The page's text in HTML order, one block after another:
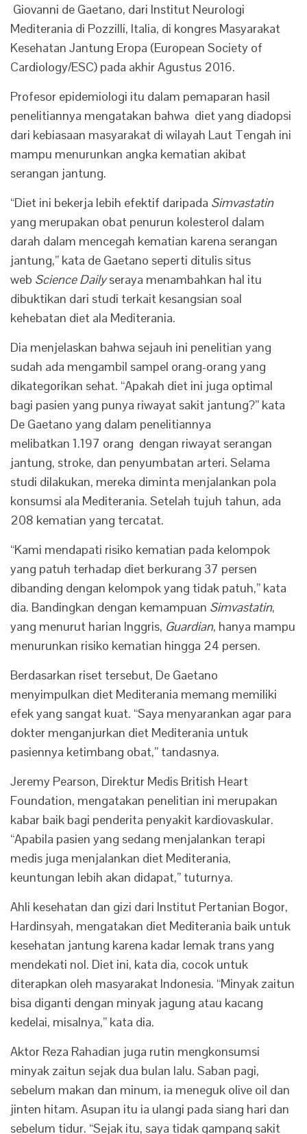
Giovanni de Gaetano, dari Institut Neurologi
Mediterania di Pozzilli, Italia, di kongres Masyarakat
Kesehatan Jantung Eropa (European Society of
Cardiology/ESC) pada akhir Agustus 2016.
Profesor epidemiologi itu dalam pemaparan hasil
penelitiannya mengatakan bahwa diet yang diadopsi
dari kebiasaan masyarakat di wilayah Laut Tengah ini
mampu menurunkan angka kematian akibat
serangan jantung.
“Diet ini bekerja lebih efektif daripada Simvastatin
yang merupakan obat penurun kolesterol dalam
darah dalam mencegah kematian karena serangan
jantung,” kata de Gaetano seperti ditulis situs
web Science Dailyseraya menambahkan hal itu
dibuktikan dari studi terkait kesangsian soal
kehebatan diet ala Mediterania.
Dia menjelaskan bahwa sejauh ini penelitian yang
sudah ada mengambil sampel orang-orang yang
dikategorikan sehat. “Apakah diet ini juga optimal
bagi pasien yang punya riwayat sakit jantung?” kata
De Gaetano yang dalam penelitiannya
melibatkan 1.197 orang dengan riwayat serangan
jantung, stroke, dan penyumbatan arteri. Selama
studi dilakukan, mereka diminta menjalankan pola
konsumsi ala Mediterania. Setelah tujuh tahun, ada
208 kematian yang tercatat.
“Kami mendapati risiko kematian pada kelompok
yang patuh terhadap diet berkurang 37 persen
dibanding dengan kelompok yang tidak patuh,” kata
dia. Bandingkan dengan kemampuan Simvastatin,
yang menurut harian Inggris, Guardian, hanya mampu
menurunkan risiko kematian hingga 24 persen.
Berdasarkan riset tersebut, De Gaetano
menyimpulkan diet Mediterania memang memiliki
efek yang sangat kuat. “Saya menyarankan agar para
dokter menganjurkan diet Mediterania untuk
pasiennya ketimbang obat,” tandasnya.
Jeremy Pearson, Direktur Medis British Heart
Foundation, mengatakan penelitian ini merupakan
kabar baik bagi penderita penyakit kardiovaskular.
“Apabila pasien yang sedang menjalankan terapi
medis juga menjalankan diet Mediterania,
keuntungan lebih akan didapat,” tuturnya.
Ahli kesehatan dan gizi dari Institut Pertanian Bogor,
Hardinsyah, mengatakan diet Mediterania baik untuk
kesehatan jantung karena kadar lemak trans yang
mendekati nol. Diet ini, kata dia, cocok untuk
diterapkan oleh masyarakat Indonesia. “Minyak zaitun
bisa diganti dengan minyak jagung atau kacang
kedelai, misalnya,” kata dia.
Aktor Reza Rahadian juga rutin mengkonsumsi
minyak zaitun sejak dua bulan lalu. Saban pagi,
sebelum makan dan minum, ia meneguk olive oil dan
jinten hitam. Asupan itu ia ulangi pada siang hari dan
sebelum tidur. “Sejak itu, saya tidak gampang sakit